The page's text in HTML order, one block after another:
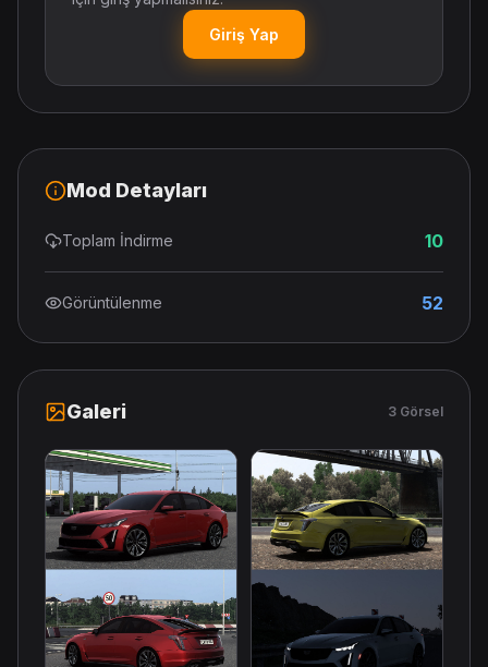
Giriş Yap
Mod Detayları
Toplam İndirme 10
Görüntülenme 52
Galeri 3 Görsel